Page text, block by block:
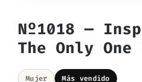
Nº1018 —
The Only One
Mujer Más vendido